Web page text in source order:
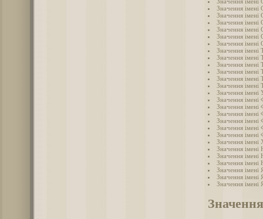
Значення імені
Значення імені
Значення імені
Значення імені
Значення імені
Значення імені
Значення імені
Значення імені
Значення імені
Значення імені
Значення імені
Значення імені
Значення імені
Значення імені
Значення імені
Значення імені
Значення імені
Значення імені
Значення імені
Значення імені
Значення імені
Значення імені
Значення імені
Значення
Значення імені
Значення імені
Значення імені